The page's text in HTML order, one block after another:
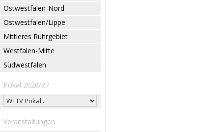
Ostwestfalen-Nord
Ostwestfalen/Lippe
Mittleres Ruhrgebiet
Westfalen-Mitte
Südwestfalen
Pokal 2026/27
Veranstaltungen